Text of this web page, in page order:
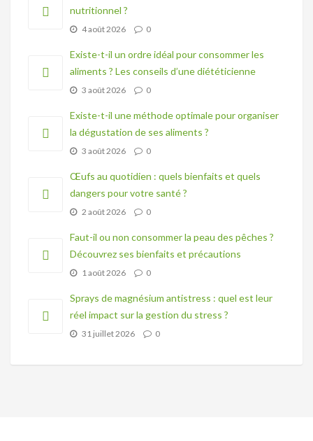
nutritionnel ?
4 août 2026 0
Existe-t-il un ordre idéal pour consommer les
aliments ? Les conseils d’une diététicienne
3 août 2026 0
Existe-t-il une méthode optimale pour organiser
la dégustation de ses aliments ?
3 août 2026 0
Œufs au quotidien : quels bienfaits et quels
dangers pour votre santé ?
2 août 2026 0
Faut-il ou non consommer la peau des pêches ?
Découvrez ses bienfaits et précautions
1 août 2026 0
Sprays de magnésium antistress : quel est leur
réel impact sur la gestion du stress ?
31 juillet 2026 0